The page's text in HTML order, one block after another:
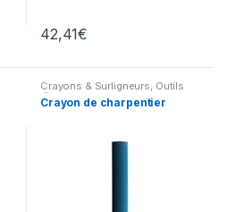
42,41€
Crayons & Surligneurs, Outils
divers
Crayon de charpentier